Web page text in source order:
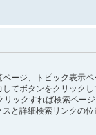
ページ、トピック表示
てボタンをクリック
リックすれば検索ペー
と詳細検索リンクの